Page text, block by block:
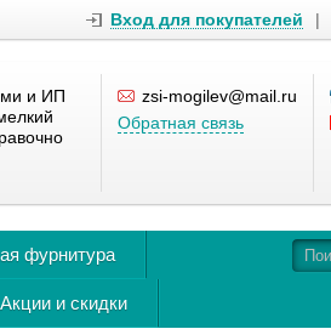
Вход для покупателей |
и ИП
zsi-mogilev@mail.ru
Обратная связь
фурнитура
Акции и скидки